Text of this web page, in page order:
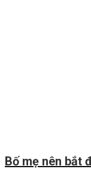
Bố mẹ nên bắt